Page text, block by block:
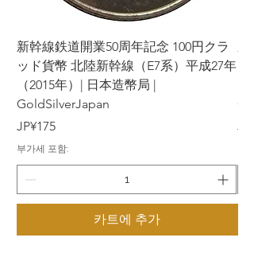
新幹線鉄道開業50周年記念 100円クラ
ッド貨幣 北陸新幹線（E7系）平成27年
（2015年）| 日本造幣局 |
GoldSilverJapan
가격
JP¥175
부가세 포함:
카트에 추가